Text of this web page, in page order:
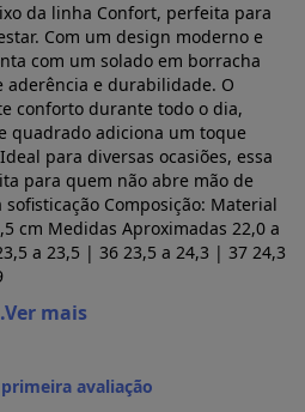
da linha Confort, perfeita para
Com um design moderno e
com um solado em borracha
aderência e durabilidade. O
conforto durante todo o dia,
quadrado adiciona um toque
para diversas ocasiões, essa
para quem não abre mão de
Composição: Material
cm Medidas Aproximadas 22,0 a
a 23,5 | 36 23,5 a 24,3 | 37 24,3
Confort Anastacia Preto
mais
primeira avaliação